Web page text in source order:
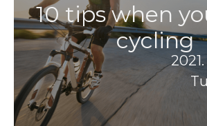
10 tips when
cycling